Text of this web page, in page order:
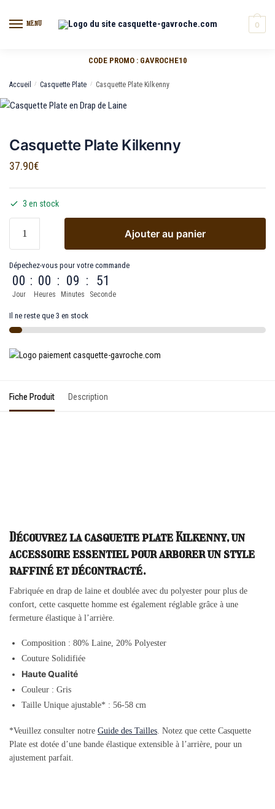
MENU 0
CODE PROMO : GAVROCHE10
Accueil / Casquette Plate / Casquette Plate Kilkenny
Casquette Plate Kilkenny
37.90€
3 en stock
Ajouter au panier
Dépechez-vous pour votre commande
00
Jour
: 00
Heures
: 09
Minutes
: 51
Seconde
Il ne reste que 3 en stock
Fiche Produit Description
Découvrez la casquette plate Kilkenny, un
accessoire essentiel pour arborer un style
raffiné et décontracté.
Fabriquée en drap de laine et doublée avec du polyester pour plus de
confort, cette casquette homme est également réglable grâce à une
fermeture élastique à l’arrière.
Composition : 80% Laine, 20% Polyester
Couture Solidifiée
Haute Qualité
Couleur : Gris
Taille Unique ajustable* : 56-58 cm
*Veuillez consulter notre Guide des Tailles. Notez que cette Casquette
Plate est dotée d’une bande élastique extensible à l’arrière, pour un
ajustement parfait.